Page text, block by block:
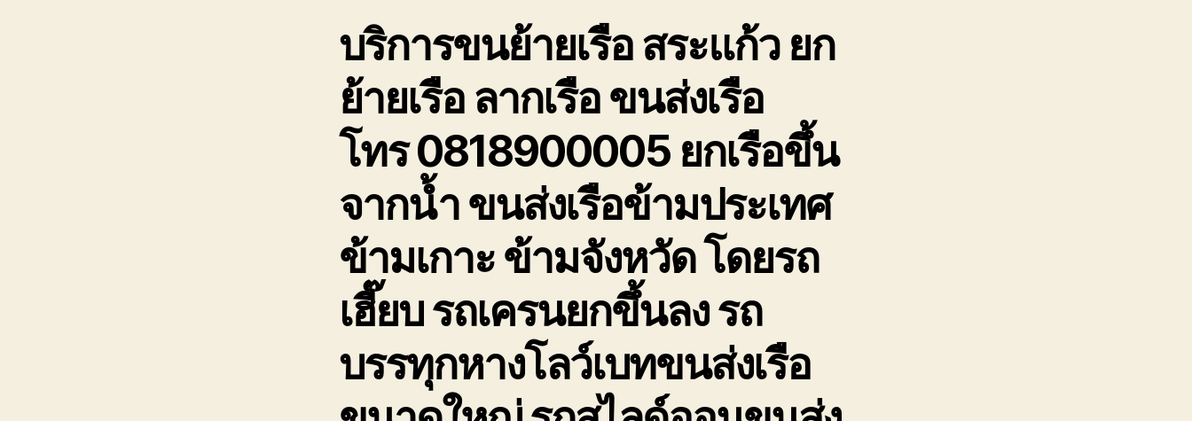
บริการขนย้ายเรือ สระแก้ว ยก
ย้ายเรือ ลากเรือ ขนส่งเรือ
โทร 0818900005 ยกเรือขึ้น
จากน้ำ ขนส่งเรือข้ามประเทศ
ข้ามเกาะ ข้ามจังหวัด โดยรถ
เฮี๊ยบ รถเครนยกขึ้นลง รถ
บรรทุกหางโลว์เบทขนส่งเรือ